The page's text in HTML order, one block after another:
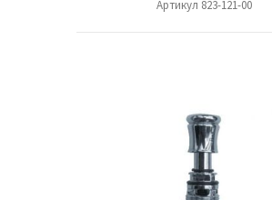
Артикул 823-121-00